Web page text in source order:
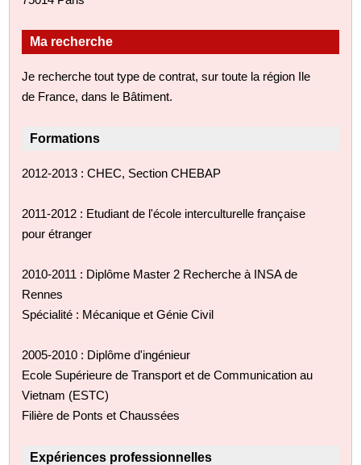
Ma recherche
Je recherche tout type de contrat, sur toute la région Ile
de France, dans le Bâtiment.
Formations
2012-2013 : CHEC, Section CHEBAP
2011-2012 : Etudiant de l'école interculturelle française
pour étranger
2010-2011 : Diplôme Master 2 Recherche à INSA de
Rennes
Spécialité : Mécanique et Génie Civil
2005-2010 : Diplôme d'ingénieur
Ecole Supérieure de Transport et de Communication au
Vietnam (ESTC)
Filière de Ponts et Chaussées
Expériences professionnelles